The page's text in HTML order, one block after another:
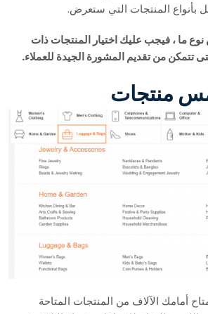
بأنواع المنتجات التي ستعرض.
نوع ما ، فيجب عليك اختيار المنتجات ذات
تتمكن من تقديم المشورة الجيدة للعملاء.
منتجات
أمامك الآلاف من المنتجات المتاحة